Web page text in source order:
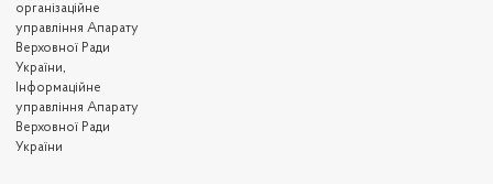
організаційне
управління Апарату
Верховної Ради
України,
Інформаційне
управління Апарату
Верховної Ради
України